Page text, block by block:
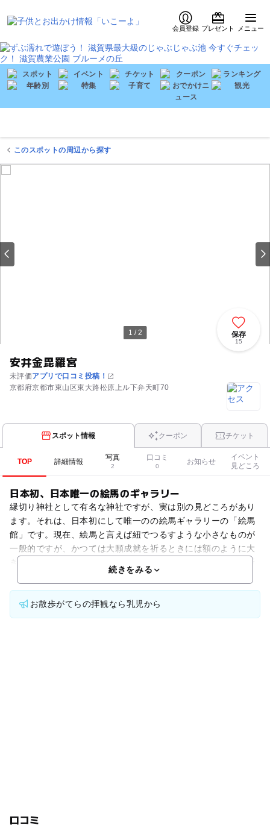
会員登録 プレゼント メニュー
このスポットの周辺から探す
1 / 2
安井金毘羅宮
未評価アプリで口コミ投稿！
京都府京都市東山区東大路松原上ル下弁天町70
保存
15
スポット情報 クーポン チケット
TOP 詳細情報 写真
2
口コミ
0
お知らせ
イベント
見どころ
日本初、日本唯一の絵馬のギャラリー
縁切り神社として有名な神社ですが、実は別の見どころがあり
ます。それは、日本初にして唯一のの絵馬ギャラリーの「絵馬
館」です。現在、絵馬と言えば紐でつるすような小さなものが
一般的ですが、かつては大願成就を祈るときには額のように大
続きをみる
お散歩がてらの拝観なら乳児から
口コミ